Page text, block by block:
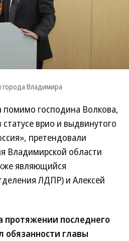
Владимира
помимо господина Волкова,
врио и выдвинутого
претендовали
Владимирской области
являющийся
ЛДПР) и Алексей
протяжении последнего
обязанности главы